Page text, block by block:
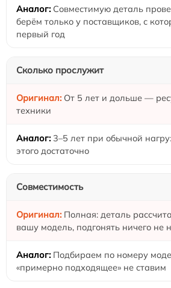
Совместимую деталь
берём только у поставщиков, с
первый год
Сколько прослужит
От 5 лет и дольше —
техники
3–5 лет при обычной
этого достаточно
Совместимость
Полная: деталь
вашу модель, подгонять ничего не
Подбираем по номеру
«примерно подходящее» не ставим